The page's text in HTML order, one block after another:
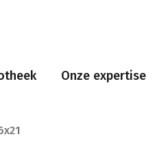
Onze expertise